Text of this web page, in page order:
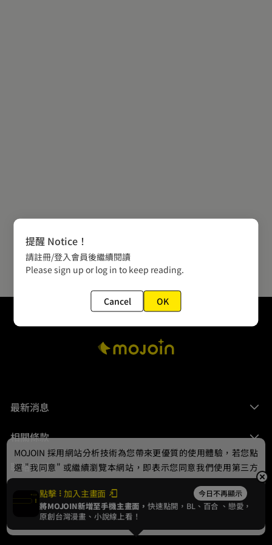
最新消息
相關條款
聯絡我們
© 2024 gamania Digital Entertainment Co., Ltd.
點擊 加入主畫面 今日不再顯示
將MOJOIN新增至手機主畫面，快速點開，BL、 百合 、戀愛，
原創台灣漫畫、小說線上看！
MOJOIN 採用網站分析技術為您帶來更優質的使用體驗，若您點
選 "我同意" 或繼續瀏覽本網站，即表示您同意我們使用第三方
Cookie，欲瞭解更多資訊請見隱私權政策。
我同意
提醒 Notice！
請註冊/登入會員後繼續閱讀
Please sign up or log in to keep reading.
Cancel OK